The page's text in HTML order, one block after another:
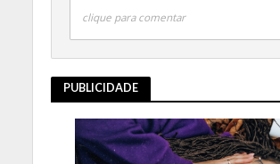
clique para comentar
PUBLICIDADE